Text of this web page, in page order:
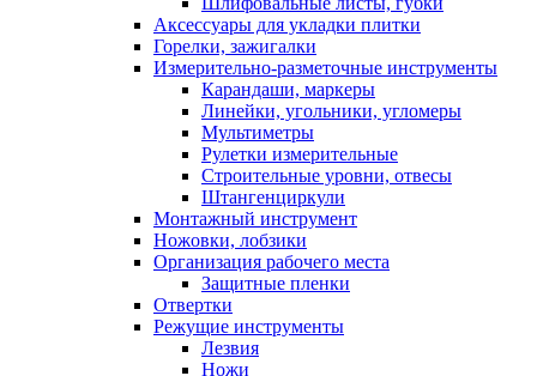
Аксессуары для укладки плитки
Горелки, зажигалки
Измерительно-разметочные инструменты
Карандаши, маркеры
Линейки, угольники, угломеры
Мультиметры
Рулетки измерительные
Строительные уровни, отвесы
Штангенциркули
Монтажный инструмент
Ножовки, лобзики
Организация рабочего места
Защитные пленки
Отвертки
Режущие инструменты
Лезвия
Ножи